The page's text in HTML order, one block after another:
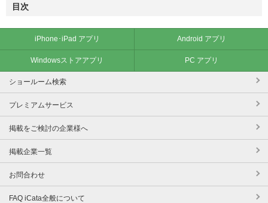
目次
iPhone･iPad アプリ Android アプリ
Windowsストアアプリ PC アプリ
ショールーム検索
プレミアムサービス
掲載をご検討の企業様へ
掲載企業一覧
お問合わせ
FAQ iCata全般について